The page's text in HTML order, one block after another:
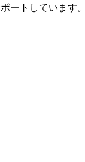
トしています